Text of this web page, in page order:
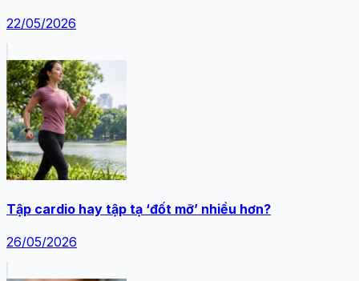
22/05/2026
Tập cardio hay tập tạ ‘đốt mỡ’ nhiều hơn?
26/05/2026